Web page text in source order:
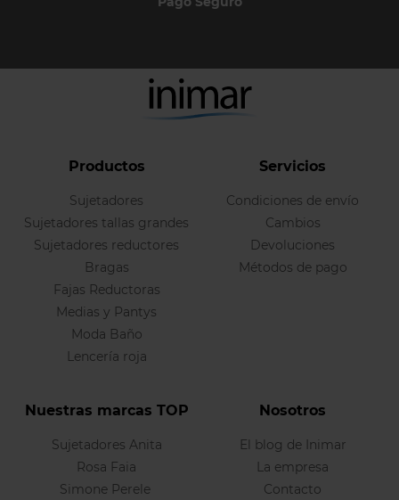
Productos
Sujetadores
Sujetadores tallas grandes
Sujetadores reductores
Bragas
Fajas Reductoras
Medias y Pantys
Moda Baño
Lencería roja
Servicios
Condiciones de envío
Cambios
Devoluciones
Métodos de pago
Nuestras marcas TOP
Sujetadores Anita
Rosa Faia
Simone Perele
Nosotros
El blog de Inimar
La empresa
Contacto